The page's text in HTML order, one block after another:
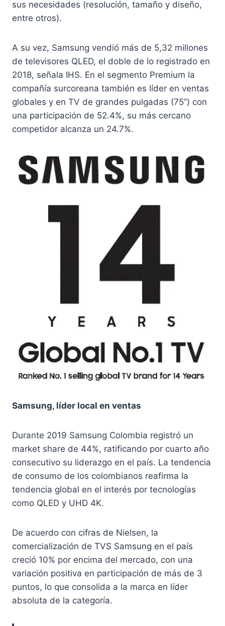
sus necesidades (resolución, tamaño y diseño,
entre otros).
A su vez, Samsung vendió más de 5,32 millones
de televisores QLED, el doble de lo registrado en
2018, señala IHS. En el segmento Premium la
compañía surcoreana también es líder en ventas
globales y en TV de grandes pulgadas (75”) con
una participación de 52.4%, su más cercano
competidor alcanza un 24.7%.
Samsung, líder local en ventas
Durante 2019 Samsung Colombia registró un
market share de 44%, ratificando por cuarto año
consecutivo su liderazgo en el país. La tendencia
de consumo de los colombianos reafirma la
tendencia global en el interés por tecnologías
como QLED y UHD 4K.
De acuerdo con cifras de Nielsen, la
comercialización de TVS Samsung en el país
creció 10% por encima del mercado, con una
variación positiva en participación de más de 3
puntos, lo que consolida a la marca en líder
absoluta de la categoría.